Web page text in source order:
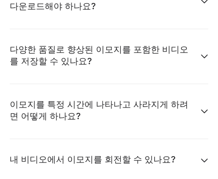
다운로드해야 하나요?
다양한 품질로 향상된 이모지를 포함한 비디오
를 저장할 수 있나요?
이모지를 특정 시간에 나타나고 사라지게 하려
면 어떻게 하나요?
내 비디오에서 이모지를 회전할 수 있나요?